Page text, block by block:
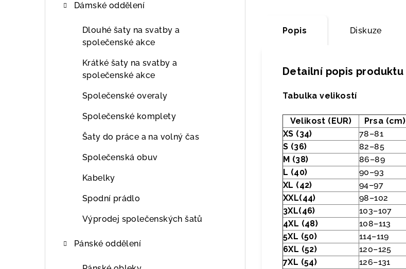
Dámské oddělení
Dlouhé šaty na svatby a
společenské akce
Krátké šaty na svatby a
společenské akce
Společenské overaly
Společenské komplety
Šaty do práce a na volný čas
Společenská obuv
Kabelky
Spodní prádlo
Výprodej společenských šatů
Pánské oddělení
Popis Diskuze
Detailní popis produktu
Tabulka velikostí
Velikost (EUR) Prsa (cm)
XS (34)
78–81
S (36)
82–85
M (38)
86–89
L (40)
90–93
XL (42)
94–97
XXL(44)
98–102
3XL(46)
103–107
4XL (48)
108–113
5XL (50)
114–119
6XL (52)
120–125
7XL (54)
126–131